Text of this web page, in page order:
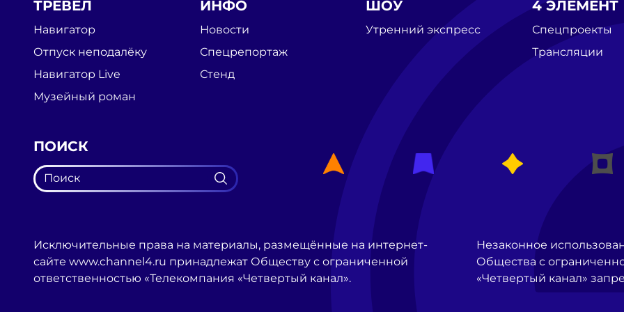
ТРЕВЕЛ
Навигатор
Отпуск неподалёку
Навигатор Live
Музейный роман
ИНФО
Новости
Спецрепортаж
Стенд
ШОУ
Утренний экспресс
4 ЭЛЕМЕНТ
Спецпроекты
Трансляции
ПОИСК
Исключительные права на материалы, размещённые на интернет-
сайте www.channel4.ru принадлежат Обществу с ограниченной
ответственностью «Телекомпания «Четвертый канал».
Незаконное
Общества с
«Четвертый канал»